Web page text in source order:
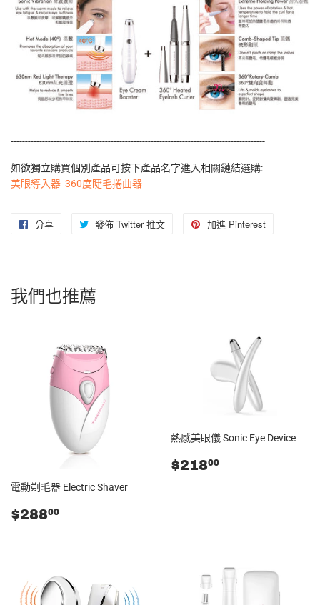
-----------------------------------------------------------------------------------------
如欲獨立購買個別產品可按下產品名字進入相關鏈結選購:
美眼導入器 360度睫毛捲曲器
分享
Facebook
發佈 Twitter 推文 加進 Pinterest
我們也推薦
電動剃毛器 Electric Shaver
零
$28800
熱感美眼儀 Sonic Eye Device
零
$21800